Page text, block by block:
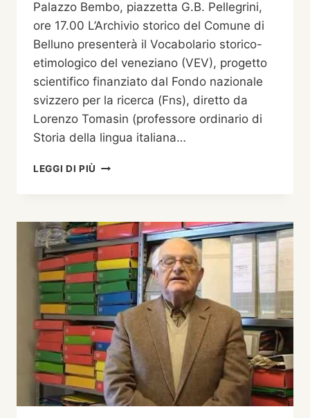
Palazzo Bembo, piazzetta G.B. Pellegrini,
ore 17.00 L’Archivio storico del Comune di
Belluno presenterà il Vocabolario storico-
etimologico del veneziano (VEV), progetto
scientifico finanziato dal Fondo nazionale
svizzero per la ricerca (Fns), diretto da
Lorenzo Tomasin (professore ordinario di
Storia della lingua italiana…
LEGGI DI PIÙ VEV